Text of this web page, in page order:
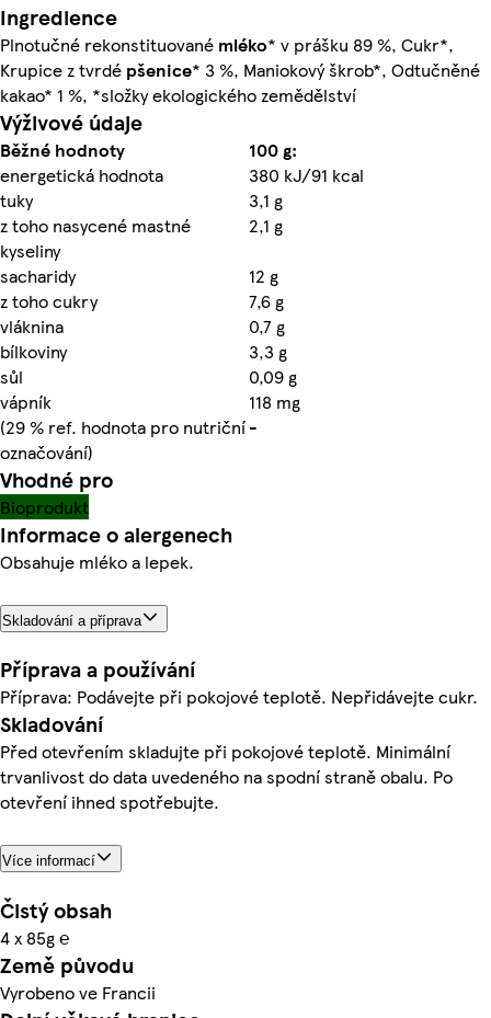
Ingredience
Plnotučné rekonstituované mléko* v prášku 89 %, Cukr*,
Krupice z tvrdé pšenice* 3 %, Maniokový škrob*, Odtučněné
kakao* 1 %, *složky ekologického zemědělství
Výživové údaje
Běžné hodnoty
100 g:
energetická hodnota
380 kJ/91 kcal
tuky
3,1 g
z toho nasycené mastné
kyseliny
2,1 g
sacharidy
12 g
z toho cukry
7,6 g
vláknina
0,7 g
bílkoviny
3,3 g
sůl
0,09 g
vápník
118 mg
(29 % ref. hodnota pro nutriční
označování)
-
Vhodné pro
Bioprodukt
Informace o alergenech
Obsahuje mléko a lepek.
Skladování a příprava
Příprava a používání
Příprava: Podávejte při pokojové teplotě. Nepřidávejte cukr.
Skladování
Před otevřením skladujte při pokojové teplotě. Minimální
trvanlivost do data uvedeného na spodní straně obalu. Po
otevření ihned spotřebujte.
Více informací
Čistý obsah
4 x 85g ℮
Země původu
Vyrobeno ve Francii